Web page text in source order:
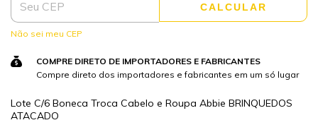
CALCULAR
Não sei meu CEP
COMPRE DIRETO DE IMPORTADORES E FABRICANTES
Compre direto dos importadores e fabricantes em um só lugar
Lote C/6 Boneca Troca Cabelo e Roupa Abbie BRINQUEDOS
ATACADO